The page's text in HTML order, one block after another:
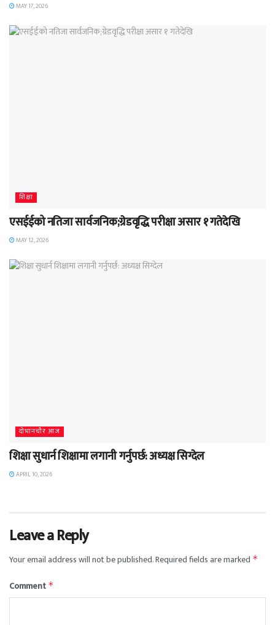
MAY 17, 2026
शिक्षा
एसईईको नतिजा सार्वजनिक;ग्रेडवृद्धि परीक्षा असार १ गतेदेखि
MAY 12, 2026
दाेभानचाैर आज
शिक्षा सुधार्न शिक्षामा लगानी गर्नुपर्छ: अध्यक्ष सिग्देल
APRIL 10, 2026
Leave a Reply
Your email address will not be published.Required fields are marked *
Comment *